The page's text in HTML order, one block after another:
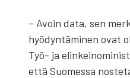
– Avoin data, sen
hyö­dyn­tä­mi­nen ovat
Työ- ja
että Suo­mes­sa